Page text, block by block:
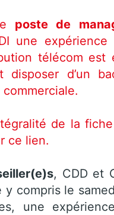
poste de
une
télécom est
disposer d’un
de la
ce lien.
, CDD et
y compris le
une